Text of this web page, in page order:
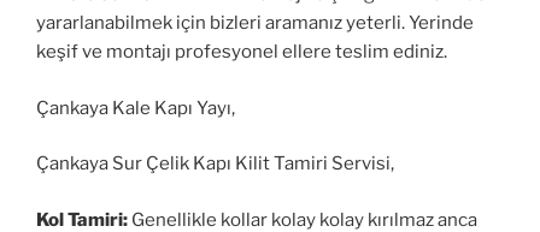
yararlanabilmek için bizleri aramanız yeterli. Yerinde
keşif ve montajı profesyonel ellere teslim ediniz.
Çankaya Kale Kapı Yayı,
Çankaya Sur Çelik Kapı Kilit Tamiri Servisi,
Kol Tamiri: Genellikle kollar kolay kolay kırılmaz anca